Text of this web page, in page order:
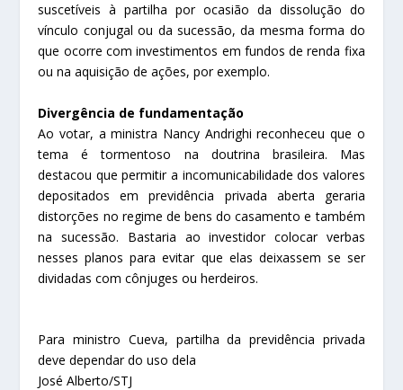
suscetíveis à partilha por ocasião da dissolução do
vínculo conjugal ou da sucessão, da mesma forma do
que ocorre com investimentos em fundos de renda fixa
ou na aquisição de ações, por exemplo.
Divergência de fundamentação
Ao votar, a ministra Nancy Andrighi reconheceu que o
tema é tormentoso na doutrina brasileira. Mas
destacou que permitir a incomunicabilidade dos valores
depositados em previdência privada aberta geraria
distorções no regime de bens do casamento e também
na sucessão. Bastaria ao investidor colocar verbas
nesses planos para evitar que elas deixassem se ser
dividadas com cônjuges ou herdeiros.
Para ministro Cueva, partilha da previdência privada
deve dependar do uso dela
José Alberto/STJ